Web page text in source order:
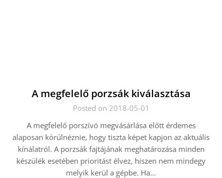
A megfelelő porzsák kiválasztása
Posted on 2018-05-01
A megfelelő porszívó megvásárlása előtt érdemes
alaposan körülnéznie, hogy tiszta képet kapjon az aktuális
kínálatról. A porzsák fajtájának meghatározása minden
készülék esetében prioritást élvez, hiszen nem mindegy
melyik kerül a gépbe. Ha…